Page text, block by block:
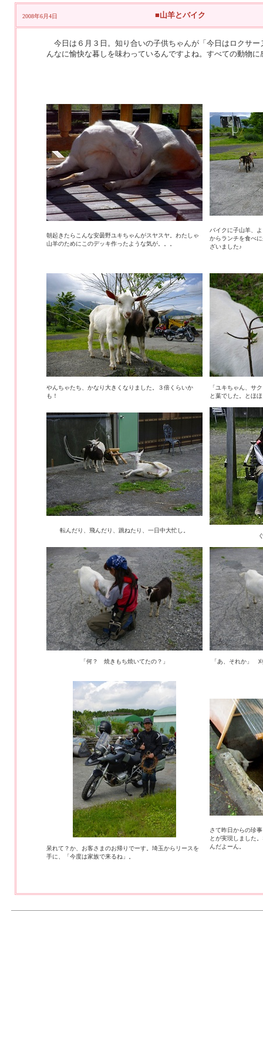
2008年6月4日 ■山羊とバイク
今日は６月３日。知り合いの子供ちゃんが「今日はロクサ
んなに愉快な暮しを味わっているんですよね。すべての動物
朝起きたらこんな安曇野ユキちゃんがスヤスヤ。わたしゃ
山羊のためにこのデッキ作ったような気が。。。
バイクに子山羊、
からランチを食べ
ざいました♪
やんちゃたち、かなり大きくなりました。３倍くらいか
も！
「ユキちゃん、サ
と葉でした。とほ
転んだり、飛んだり、跳ねたり、一日中大忙し。
「何？ 焼きもち焼いてたの？」 「あ、それか」
さて昨日からの珍
とが実現しました
んだよーん。
呆れて？か、お客さまのお帰りでーす。埼玉からリースを
手に、「今度は家族で来るね」。